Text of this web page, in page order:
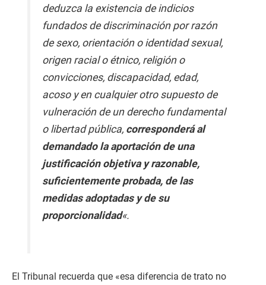
deduzca la existencia de indicios
fundados de discriminación por razón
de sexo, orientación o identidad sexual,
origen racial o étnico, religión o
convicciones, discapacidad, edad,
acoso y en cualquier otro supuesto de
vulneración de un derecho fundamental
o libertad pública, corresponderá al
demandado la aportación de una
justificación objetiva y razonable,
suficientemente probada, de las
medidas adoptadas y de su
proporcionalidad«.
El Tribunal recuerda que «esa diferencia de trato no